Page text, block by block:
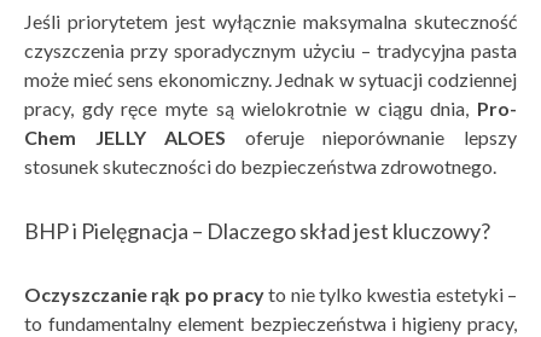
Jeśli priorytetem jest wyłącznie maksymalna skuteczność
czyszczenia przy sporadycznym użyciu – tradycyjna pasta
może mieć sens ekonomiczny. Jednak w sytuacji codziennej
pracy, gdy ręce myte są wielokrotnie w ciągu dnia, Pro-
Chem JELLY ALOES oferuje nieporównanie lepszy
stosunek skuteczności do bezpieczeństwa zdrowotnego.
BHP i Pielęgnacja – Dlaczego skład jest kluczowy?
Oczyszczanie rąk po pracyto nie tylko kwestia estetyki –
to fundamentalny element bezpieczeństwa i higieny pracy,